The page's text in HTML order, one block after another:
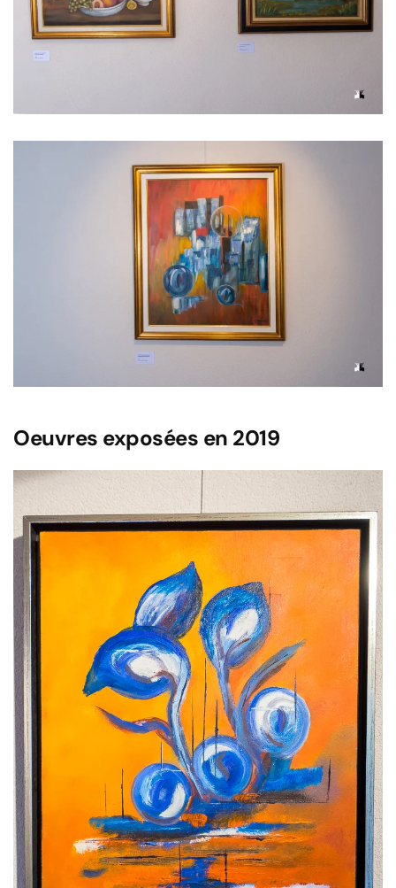
Voir l'image
Oeuvres exposées en 2019
Voir l'image